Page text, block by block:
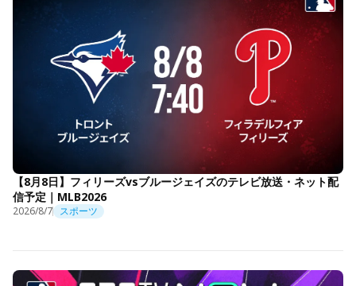
【8月8日】フィリーズvsブルージェイズのテレビ放送・ネット配
信予定｜MLB2026
2026/8/7 スポーツ